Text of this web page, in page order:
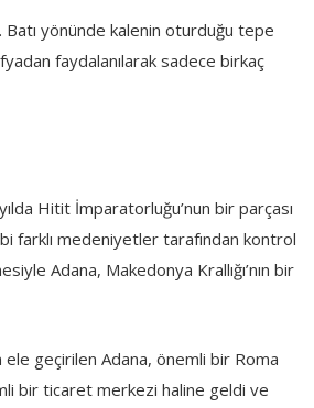
yönünde kalenin oturduğu tepe
faydalanılarak sadece birkaç
Hitit İmparatorluğu’nun bir parçası
farklı medeniyetler tarafından kontrol
Adana, Makedonya Krallığı’nın bir
geçirilen Adana, önemli bir Roma
bir ticaret merkezi haline geldi ve